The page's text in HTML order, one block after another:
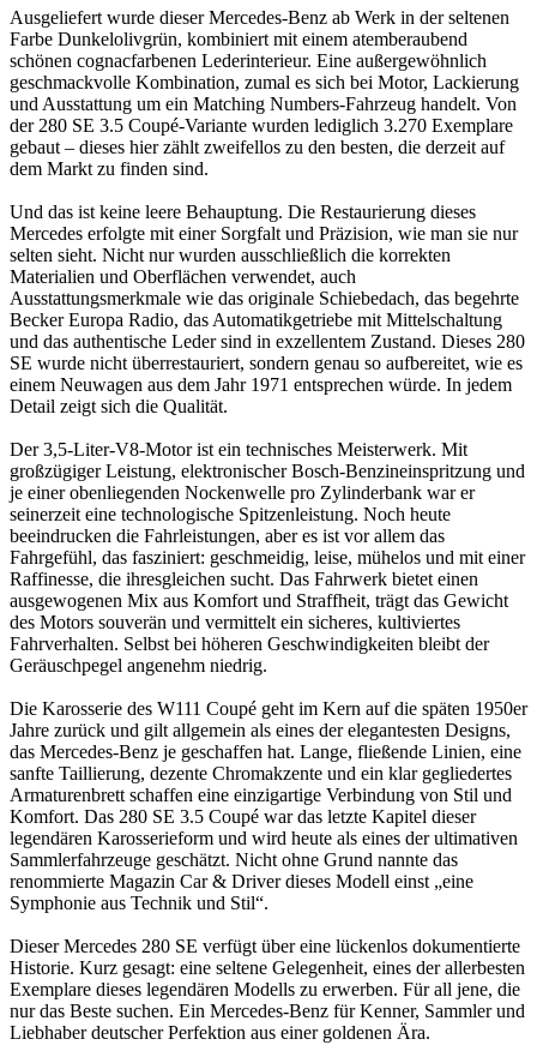
Ausgeliefert wurde dieser Mercedes-Benz ab Werk in der seltenen
Farbe Dunkelolivgrün, kombiniert mit einem atemberaubend
schönen cognacfarbenen Lederinterieur. Eine außergewöhnlich
geschmackvolle Kombination, zumal es sich bei Motor, Lackierung
und Ausstattung um ein Matching Numbers-Fahrzeug handelt. Von
der 280 SE 3.5 Coupé-Variante wurden lediglich 3.270 Exemplare
gebaut – dieses hier zählt zweifellos zu den besten, die derzeit auf
dem Markt zu finden sind.
Und das ist keine leere Behauptung. Die Restaurierung dieses
Mercedes erfolgte mit einer Sorgfalt und Präzision, wie man sie nur
selten sieht. Nicht nur wurden ausschließlich die korrekten
Materialien und Oberflächen verwendet, auch
Ausstattungsmerkmale wie das originale Schiebedach, das begehrte
Becker Europa Radio, das Automatikgetriebe mit Mittelschaltung
und das authentische Leder sind in exzellentem Zustand. Dieses 280
SE wurde nicht überrestauriert, sondern genau so aufbereitet, wie es
einem Neuwagen aus dem Jahr 1971 entsprechen würde. In jedem
Detail zeigt sich die Qualität.
Der 3,5-Liter-V8-Motor ist ein technisches Meisterwerk. Mit
großzügiger Leistung, elektronischer Bosch-Benzineinspritzung und
je einer obenliegenden Nockenwelle pro Zylinderbank war er
seinerzeit eine technologische Spitzenleistung. Noch heute
beeindrucken die Fahrleistungen, aber es ist vor allem das
Fahrgefühl, das fasziniert: geschmeidig, leise, mühelos und mit einer
Raffinesse, die ihresgleichen sucht. Das Fahrwerk bietet einen
ausgewogenen Mix aus Komfort und Straffheit, trägt das Gewicht
des Motors souverän und vermittelt ein sicheres, kultiviertes
Fahrverhalten. Selbst bei höheren Geschwindigkeiten bleibt der
Geräuschpegel angenehm niedrig.
Die Karosserie des W111 Coupé geht im Kern auf die späten 1950er
Jahre zurück und gilt allgemein als eines der elegantesten Designs,
das Mercedes-Benz je geschaffen hat. Lange, fließende Linien, eine
sanfte Taillierung, dezente Chromakzente und ein klar gegliedertes
Armaturenbrett schaffen eine einzigartige Verbindung von Stil und
Komfort. Das 280 SE 3.5 Coupé war das letzte Kapitel dieser
legendären Karosserieform und wird heute als eines der ultimativen
Sammlerfahrzeuge geschätzt. Nicht ohne Grund nannte das
renommierte Magazin Car & Driver dieses Modell einst „eine
Symphonie aus Technik und Stil“.
Dieser Mercedes 280 SE verfügt über eine lückenlos dokumentierte
Historie. Kurz gesagt: eine seltene Gelegenheit, eines der allerbesten
Exemplare dieses legendären Modells zu erwerben. Für all jene, die
nur das Beste suchen. Ein Mercedes-Benz für Kenner, Sammler und
Liebhaber deutscher Perfektion aus einer goldenen Ära.